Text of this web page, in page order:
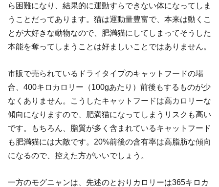
ら困難になり、結果的に運動すらできない体になってしま
うことだってあります。猫は運動量豊富で、本来は動くこ
とが大好きな動物なので、肥満猫にしてしまってそうした
本能を奪ってしまうことは好ましいことではありません。
市販で売られているドライタイプのキャットフードの場
合、400キロカロリー（100gあたり）前後もするものが少
なくありません。こうしたキャットフードは高カロリーな
傾向になりますので、肥満猫になってしまうリスクも高い
です。もちろん、脂質が多く含まれているキャットフード
も肥満猫には大敵です。20%前後の含有率は高脂肪な傾向
になるので、控えた方がいいでしょう。
一方のモグニャンは、先述のとおりカロリーは365キロカ